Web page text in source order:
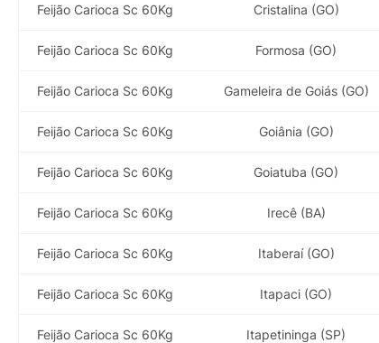
Feijão Carioca Sc 60Kg Cristalina (GO)
Feijão Carioca Sc 60Kg Formosa (GO)
Feijão Carioca Sc 60Kg Gameleira de Goiás (GO)
Feijão Carioca Sc 60Kg Goiânia (GO)
Feijão Carioca Sc 60Kg Goiatuba (GO)
Feijão Carioca Sc 60Kg Irecê (BA)
Feijão Carioca Sc 60Kg Itaberaí (GO)
Feijão Carioca Sc 60Kg Itapaci (GO)
Feijão Carioca Sc 60Kg Itapetininga (SP)